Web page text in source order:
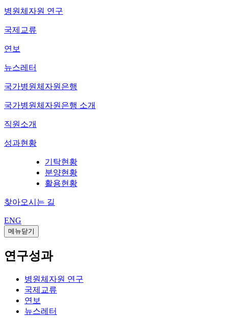
병원체자원 연구
국제교류
연보
뉴스레터
국가병원체자원은행
국가병원체자원은행 소개
직원소개
성과현황
기탁현황
분양현황
활용현황
찾아오시는 길
ENG
메뉴닫기
연구성과
병원체자원 연구
국제교류
연보
뉴스레터